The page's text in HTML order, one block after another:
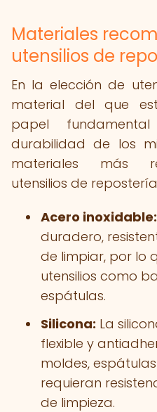
Materiales
utensilios de
En la elección de
material del que
papel
durabilidad de los
materiales más
utensilios de
Acero inoxidable:
duradero,
de limpiar, por lo
utensilios como
espátulas.
Silicona: La
flexible y
moldes,
requieran
de limpieza.